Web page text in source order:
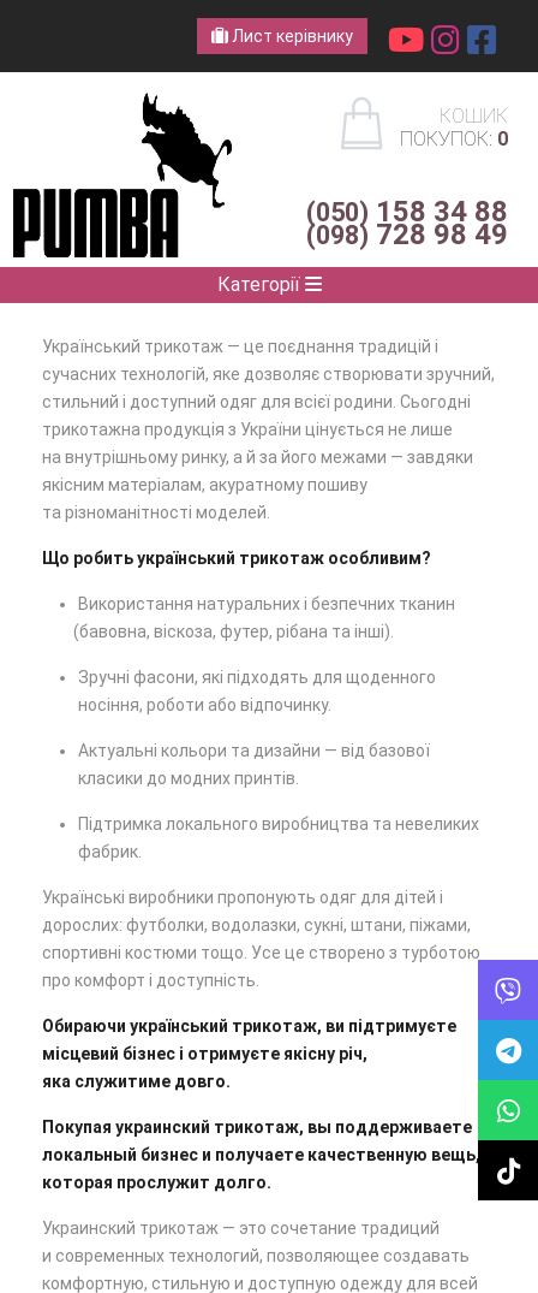
Лист керівнику
КОШИК
ПОКУПОК: 0
(050) 158 34 88
(098) 728 98 49
Категорії
Український трикотаж — це поєднання традицій і
сучасних технологій, яке дозволяє створювати зручний,
стильний і доступний одяг для всієї родини. Сьогодні
трикотажна продукція з України цінується не лише
на внутрішньому ринку, а й за його межами — завдяки
якісним матеріалам, акуратному пошиву
та різноманітності моделей.
Що робить український трикотаж особливим?
Використання натуральних і безпечних тканин
(бавовна, віскоза, футер, рібана та інші).
Зручні фасони, які підходять для щоденного
носіння, роботи або відпочинку.
Актуальні кольори та дизайни — від базової
класики до модних принтів.
Підтримка локального виробництва та невеликих
фабрик.
Українські виробники пропонують одяг для дітей і
дорослих: футболки, водолазки, сукні, штани, піжами,
спортивні костюми тощо. Усе це створено з турботою
про комфорт і доступність.
Обираючи український трикотаж, ви підтримуєте
місцевий бізнес і отримуєте якісну річ,
яка служитиме довго.
Покупая украинский трикотаж, вы поддерживаете
локальный бизнес и получаете качественную вещь,
которая прослужит долго.
Украинский трикотаж — это сочетание традиций
и современных технологий, позволяющее создавать
комфортную, стильную и доступную одежду для всей